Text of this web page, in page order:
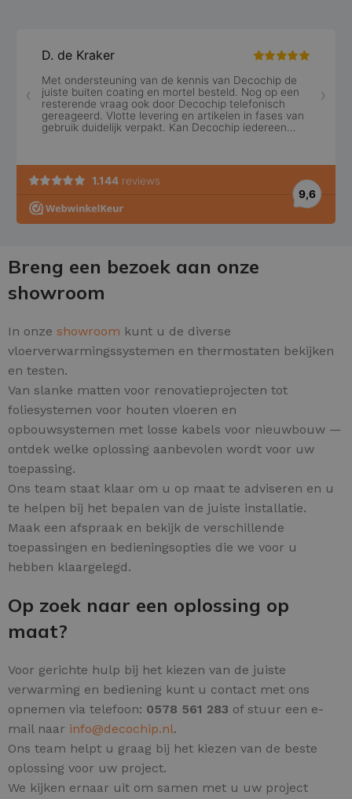
Breng een bezoek aan onze
showroom
In onze showroom kunt u de diverse
vloerverwarmingssystemen en thermostaten bekijken
en testen.
Van slanke matten voor renovatieprojecten tot
foliesystemen voor houten vloeren en
opbouwsystemen met losse kabels voor nieuwbouw —
ontdek welke oplossing aanbevolen wordt voor uw
toepassing.
Ons team staat klaar om u op maat te adviseren en u
te helpen bij het bepalen van de juiste installatie.
Maak een afspraak en bekijk de verschillende
toepassingen en bedieningsopties die we voor u
hebben klaargelegd.
Op zoek naar een oplossing op
maat?
Voor gerichte hulp bij het kiezen van de juiste
verwarming en bediening kunt u contact met ons
opnemen via telefoon: 0578 561 283 of stuur een e-
mail naar info@decochip.nl.
Ons team helpt u graag bij het kiezen van de beste
oplossing voor uw project.
We kijken ernaar uit om samen met u uw project